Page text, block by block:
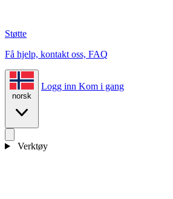
Støtte
Få hjelp, kontakt oss, FAQ
norsk
Logg inn Kom i gang
Verktøy